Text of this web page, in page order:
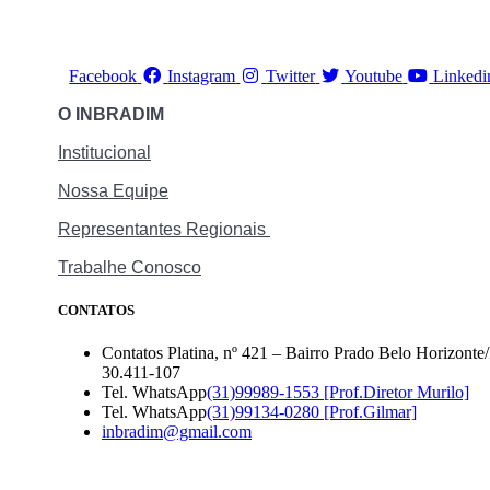
Facebook Instagram Twitter Youtube
O INBRADIM
Institucional
Nossa Equipe
Representantes Regionais
Trabalhe Conosco
CONTATOS
Contatos Platina, nº 421 – Bairro Prado Belo
30.411-107
Tel. WhatsApp(31)99989-1553 [Prof.Diretor Murilo]
Tel. WhatsApp(31)99134-0280 [Prof.Gilmar]Abre
inbradim@gmail.comAbre